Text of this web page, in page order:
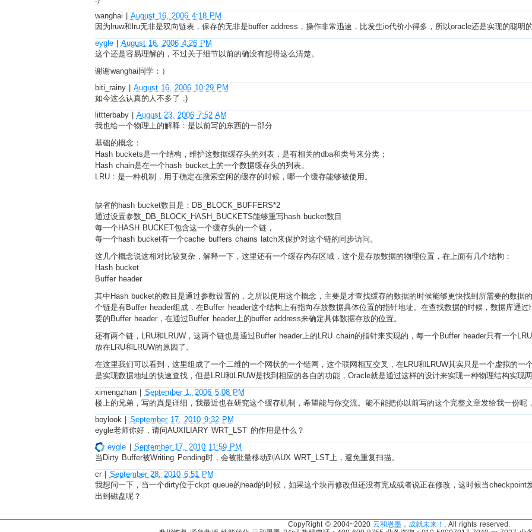
wanghai | August 16, 2006 4:18 PM
因为lruw和lru无非是双向链表，保存的无非是buffer address，操作非常迅速，比发生io代价小得多，所以oracle还是实现的聪明
eygle | August 16, 2006 4:26 PM
这个还是容易理解的，不过关于细节以前的确没有想得这么清楚。
谢谢wanghai同学：）
biti_rainy | August 16, 2006 10:29 PM
如今这么认真的人不多了 :)
littterbaby | August 23, 2006 7:52 AM
我也给一个物理上的解释：是以前写的东西的一部分
基础的概念：
Hash buckets是一个结构，维护这数据缓存头的列表，是有相关的dba和类号来分类；
Hash chain是在一个hash bucket上的一个数据缓存头的列表。
LRU：是一种机制，用于确定在搜索空闲的缓存的时候，哪一个缓存能够被使用。
缺省的hash bucket数目是：DB_BLOCK_BUFFERS*2
通过设置参数_DB_BLOCK_HASH_BUCKETS能够重写hash bucket数目
每一个HASH BUCKET包含这一个缓存头的一个链，
每一个hash bucket有一个cache buffers chains latch来保护对这个链的同步访问。
这几个概念说这相对比较复杂，解释一下，这里还有一个缓存内存区域，这个是存放数据的物理位置，在上面有几个结构：
Hash bucket
Buffer header
其中Hash bucket的数目是通过参数设置的，之所以使用这个概念，主要是才查找缓存的数据的时候能够更快找到所需要的数据
个链是有Buffer header组成，在Buffer header这个结构上有指向存放数据具体位置的指针地址。在查找数据的时候，数据库通
要的Buffer header，在通过Buffer header上的buffer address来确定具体数据存放的位置。
还有两个链，LRU和LRUW，这两个链也是通过Buffer header上的LRU chain的指针来实现的，每一个Buffer header只有一个
放在LRU和LRUW的原因了。
在这里我们可以看到，这里组成了一个二维的一个网状的一个链网，这个联网相互交叉，在LRU和LRUW其实只是一个虚拟的
是实现数据地址的快速查找，但是LRU和LRUW是找到相应的各自的功能，Oracle就是通过这样的设计来实现一种物理结构实现两
ximengzhan | September 1, 2006 5:08 PM
楼上的兄弟，写的真是详细，我最近也在研究这个缓存机制，希望能与你交流。能不能把你以前写的这个完整文章发给我一份
boylook | September 17, 2010 9:32 PM
eygle老师你好，请问AUXILIARY WRT_LST 的作用是什么？
eygle | September 17, 2010 11:59 PM
当Dirty Buffer被Writing Pending时，会被批量移动到AUX WRT_LST上，避免重复扫描。
cr
September 28, 2010 6:51 PM
我想问一下，当一个dirty位于ckpt queue的head的时候，如果这个块再修改但还没有完成或者说正在修改，这时候当checkpoint
出到磁盘呢？
CopyRight © 2004~2020 云和恩墨，成就未来！ , All rights reserved.